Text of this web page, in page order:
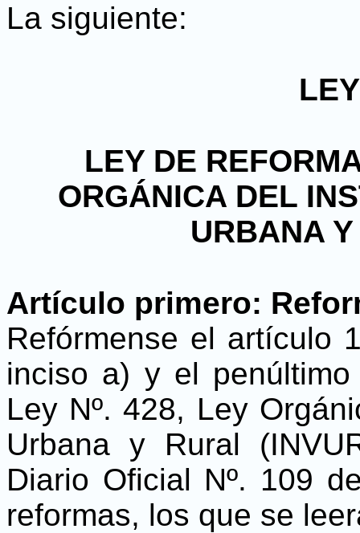
La siguiente:
LEY DE
ORGÁNICA DEL
URBANA
Artículo primero:
Refórmense el artículo
inciso a) y el
Ley Nº. 428, Ley
Urbana y Rural
Diario Oficial Nº. 109
reformas, los que se